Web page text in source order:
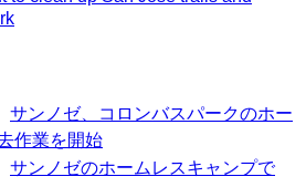
サンノゼ、コロンバスパークのホー
作業を開始
サンノゼのホームレスキャンプで